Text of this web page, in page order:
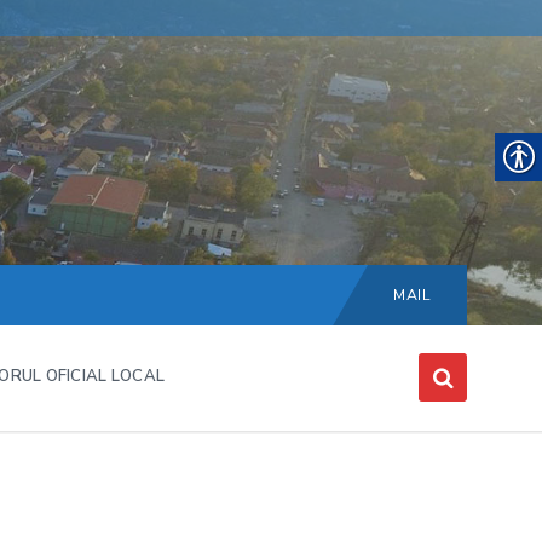
Choose
language:
MAIL
OFICIAL LOCAL